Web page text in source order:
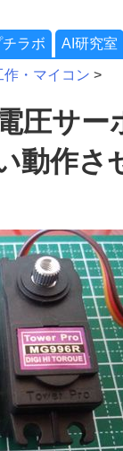
チラボ AI研究室
作・マイコン >
圧サー
動作さ